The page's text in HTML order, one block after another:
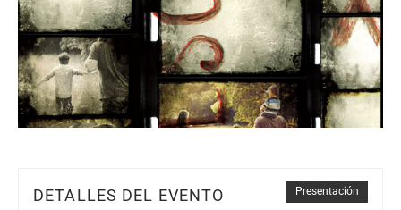
Presentación
DETALLES DEL EVENTO